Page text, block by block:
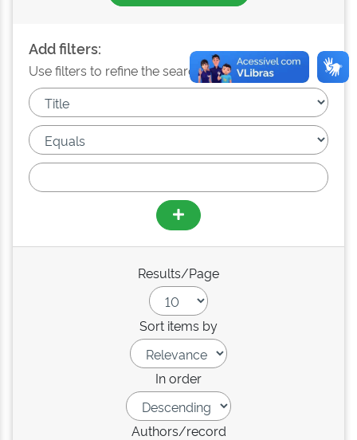
Add filters:
Use filters to refine the search results.
Results/Page
Sort items by
In order
Authors/record